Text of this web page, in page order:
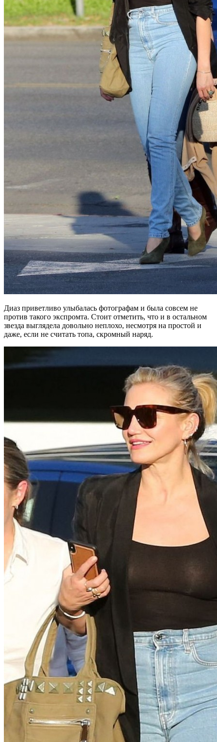
Диаз приветливо улыбалась фотографам и была совсем не
против такого экспромта. Стоит отметить, что и в остальном
звезда выглядела довольно неплохо, несмотря на простой и
даже, если не считать топа, скромный наряд.